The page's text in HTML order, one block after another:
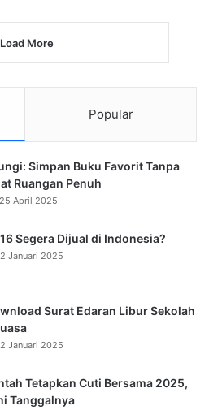
Load More
Popular
Simpan Buku Favorit Tanpa
Ruangan Penuh
April 2025
Segera Dijual di Indonesia?
Januari 2025
Surat Edaran Libur Sekolah
Januari 2025
Tetapkan Cuti Bersama 2025,
Tanggalnya